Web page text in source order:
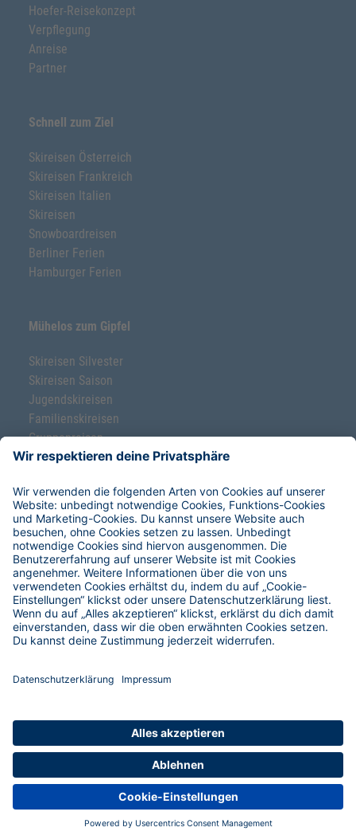
Hoefer-Reisekonzept
Verpflegung
Anreise
Partner
Schnell zum Ziel
Skireisen Österreich
Skireisen Frankreich
Skireisen Italien
Skireisen
Snowboardreisen
Berliner Ferien
Hamburger Ferien
Mühelos zum Gipfel
Skireisen Silvester
Skireisen Saison
Jugendskireisen
Familienskireisen
Gruppenreisen
Ski-Klassenfahrten
Service & Hilfe
Hoefer Skiverleih
Reise-Versicherungen
Restplätze
AGB Impressum Datenschutz